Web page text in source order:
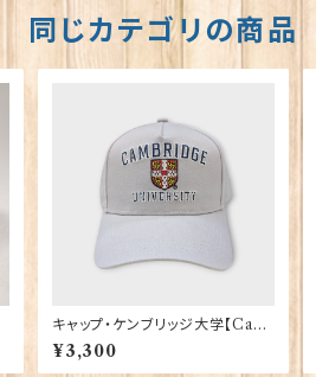
同じカテゴリの商品
キャップ・ケンブリッジ大学【Cam
bridge Univ.】00215
¥3,300